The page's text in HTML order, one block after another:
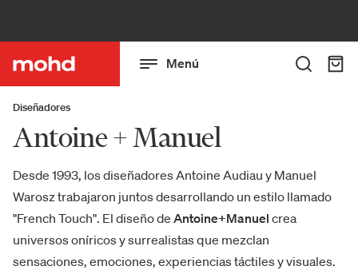
Menú
Diseñadores
Antoine + Manuel
Desde 1993, los diseñadores Antoine Audiau y Manuel
Warosz trabajaron juntos desarrollando un estilo llamado
"French Touch". El diseño de Antoine+Manuel crea
universos oníricos y surrealistas que mezclan
sensaciones, emociones, experiencias táctiles y visuales.